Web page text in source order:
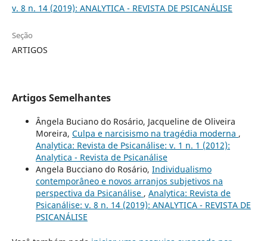
v. 8 n. 14 (2019): ANALYTICA - REVISTA DE PSICANÁLISE
Seção
ARTIGOS
Artigos Semelhantes
Ângela Buciano do Rosário, Jacqueline de Oliveira
Moreira, Culpa e narcisismo na tragédia moderna ,
Analytica: Revista de Psicanálise: v. 1 n. 1 (2012):
Analytica - Revista de Psicanálise
Angela Bucciano do Rosário, Individualismo
contemporâneo e novos arranjos subjetivos na
perspectiva da Psicanálise , Analytica: Revista de
Psicanálise: v. 8 n. 14 (2019): ANALYTICA - REVISTA DE
PSICANÁLISE